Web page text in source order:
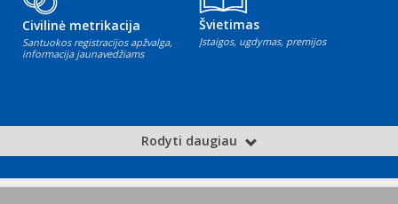
Civilinė metrikacija
Santuokos registracijos apžvalga,
informacija jaunavedžiams
Švietimas
Įstaigos, ugdymas, premijos
Rodyti daugiau